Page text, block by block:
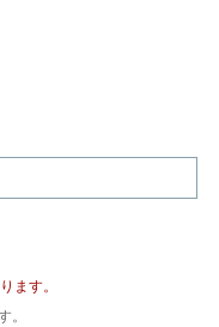
ます。
。